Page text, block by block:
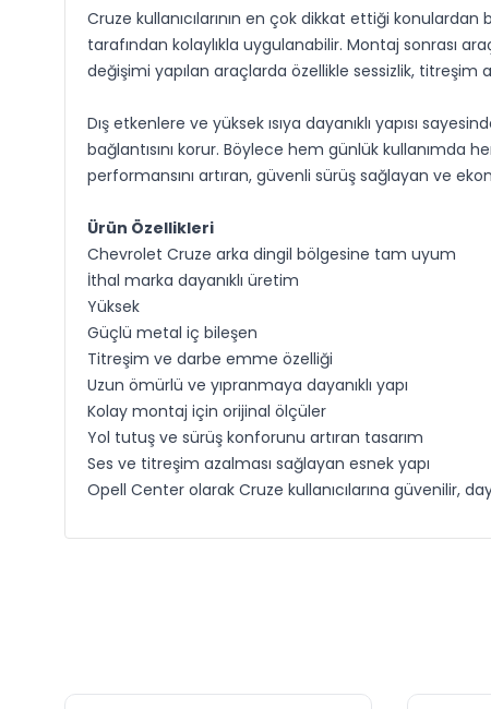
Cruze kullanıcılarının en çok dikkat ettiği
tarafından kolaylıkla uygulanabilir. Montaj sonrası
değişimi yapılan araçlarda özellikle sessizlik,
Dış etkenlere ve yüksek ısıya dayanıklı yapısı
bağlantısını korur. Böylece hem günlük
performansını artıran, güvenli sürüş sağlayan ve
Ürün Özellikleri
Chevrolet Cruze arka dingil bölgesine tam uyum
İthal marka dayanıklı üretim
Yüksek
Güçlü metal iç bileşen
Titreşim ve darbe emme özelliği
Uzun ömürlü ve yıpranmaya dayanıklı yapı
Kolay montaj için orijinal ölçüler
Yol tutuş ve sürüş konforunu artıran tasarım
Ses ve titreşim azalması sağlayan esnek yapı
Opell Center olarak Cruze kullanıcılarına güvenilir,